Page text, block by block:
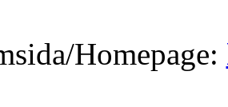
Homepage: